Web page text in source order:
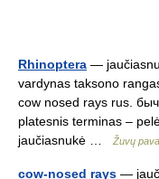
Rhinoptera —
vardynas taksono
cow nosed rays rus.
platesnis terminas –
jaučiasnukė …
Žuvų
cow-nosed rays —